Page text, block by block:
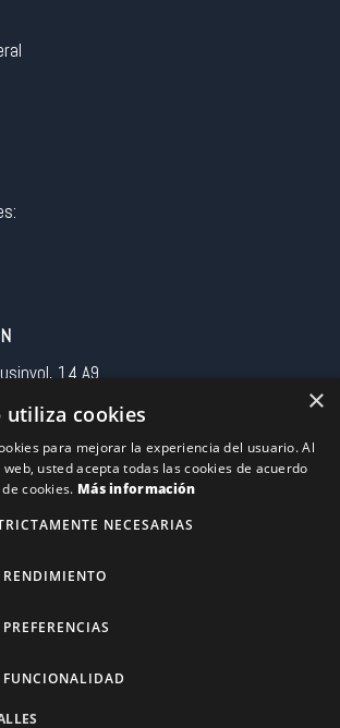
14 A9
37 30
para representantes
×
utiliza cookies
para mejorar la experiencia del usuario. Al
usted acepta todas las cookies de acuerdo
cookies. Más información
NECESARIAS